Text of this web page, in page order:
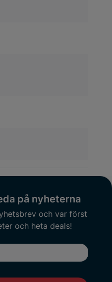
på nyheterna
och var först
och heta deals!